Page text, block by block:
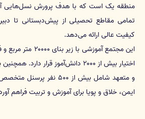
منطقه یک است که با هدف پرورش نسل‌هایی
تمامی مقاطع تحصیلی از پیش‌دبستانی تا
کیفیت عالی ارائه می‌دهد.
این مجتمع آموزشی
اختیار بیش از ۲۰۰۰ دانش‌آموز قرار
و متعهد شامل بیش از ۵۰۰
ایمن، خلاق و پویا برای آموزش و تربیت فراهم